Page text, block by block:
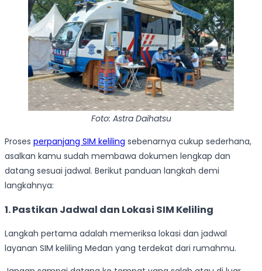
Foto: Astra Daihatsu
Proses perpanjang SIM keliling sebenarnya cukup sederhana,
asalkan kamu sudah membawa dokumen lengkap dan
datang sesuai jadwal. Berikut panduan langkah demi
langkahnya:
1. Pastikan Jadwal dan Lokasi SIM Keliling
Langkah pertama adalah memeriksa lokasi dan jadwal
layanan SIM keliling Medan yang terdekat dari rumahmu.